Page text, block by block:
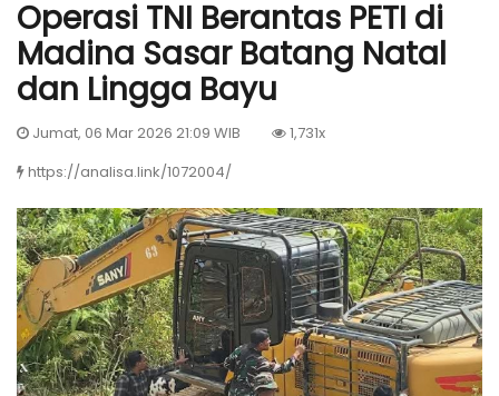
Operasi TNI Berantas PETI di
Madina Sasar Batang Natal
dan Lingga Bayu
Jumat, 06 Mar 2026 21:09 WIB
1,731x
https://analisa.link/1072004/